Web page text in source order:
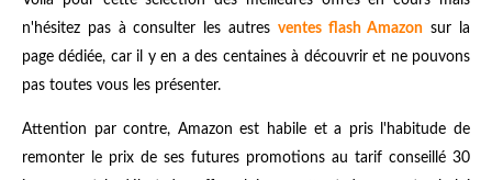
n'hésitez pas à consulter les autres ventes flash Amazon sur la
page dédiée, car il y en a des centaines à découvrir et ne pouvons
pas toutes vous les présenter.
Attention par contre, Amazon est habile et a pris l'habitude de
remonter le prix de ses futures promotions au tarif conseillé 30